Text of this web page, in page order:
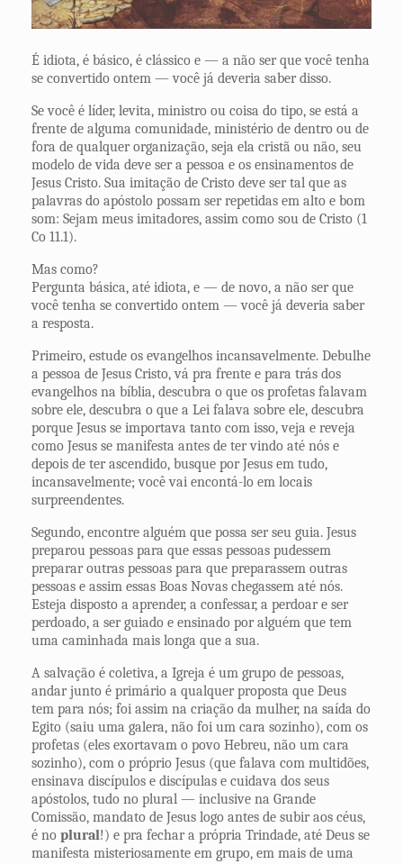
É idiota, é básico, é clássico e — a não ser que você tenha
se convertido ontem — você já deveria saber disso.
Se você é líder, levita, ministro ou coisa do tipo, se está a
frente de alguma comunidade, ministério de dentro ou de
fora de qualquer organização, seja ela cristã ou não, seu
modelo de vida deve ser a pessoa e os ensinamentos de
Jesus Cristo. Sua imitação de Cristo deve ser tal que as
palavras do apóstolo possam ser repetidas em alto e bom
som: Sejam meus imitadores, assim como sou de Cristo (1
Co 11.1).
Mas como?
Pergunta básica, até idiota, e — de novo, a não ser que
você tenha se convertido ontem — você já deveria saber
a resposta.
Primeiro, estude os evangelhos incansavelmente. Debulhe
a pessoa de Jesus Cristo, vá pra frente e para trás dos
evangelhos na bíblia, descubra o que os profetas falavam
sobre ele, descubra o que a Lei falava sobre ele, descubra
porque Jesus se importava tanto com isso, veja e reveja
como Jesus se manifesta antes de ter vindo até nós e
depois de ter ascendido, busque por Jesus em tudo,
incansavelmente; você vai encontá-lo em locais
surpreendentes.
Segundo, encontre alguém que possa ser seu guia. Jesus
preparou pessoas para que essas pessoas pudessem
preparar outras pessoas para que preparassem outras
pessoas e assim essas Boas Novas chegassem até nós.
Esteja disposto a aprender, a confessar, a perdoar e ser
perdoado, a ser guiado e ensinado por alguém que tem
uma caminhada mais longa que a sua.
A salvação é coletiva, a Igreja é um grupo de pessoas,
andar junto é primário a qualquer proposta que Deus
tem para nós; foi assim na criação da mulher, na saída do
Egito (saiu uma galera, não foi um cara sozinho), com os
profetas (eles exortavam o povo Hebreu, não um cara
sozinho), com o próprio Jesus (que falava com multidões,
ensinava discípulos e discípulas e cuidava dos seus
apóstolos, tudo no plural — inclusive na Grande
Comissão, mandato de Jesus logo antes de subir aos céus,
é no plural!) e pra fechar a própria Trindade, até Deus se
manifesta misteriosamente em grupo, em mais de uma